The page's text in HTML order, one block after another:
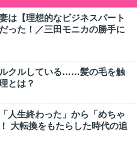
は【理想的なビジネスパート
った！／三田モニカの勝手に
クルしている……髪の毛を触
とは？
人生終わった」から「めちゃ
大転換をもたらした時代の追